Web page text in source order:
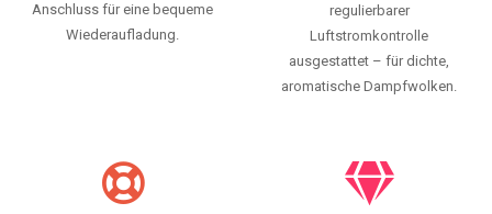
Anschluss für eine bequeme
Wiederaufladung.
regulierbarer
Luftstromkontrolle
ausgestattet – für dichte,
aromatische Dampfwolken.